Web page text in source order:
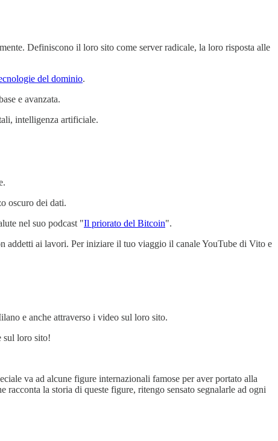
Definiscono il loro sito come server radicale, la loro risposta alle
del dominio.
e avanzata.
intelligenza artificiale.
oscuro dei dati.
nel suo podcast "Il priorato del Bitcoin".
addetti ai lavori. Per iniziare il tuo viaggio il canale YouTube di Vito e
e anche attraverso i video sul loro sito.
sul loro sito!
va ad alcune figure internazionali famose per aver portato alla
racconta la storia di queste figure, ritengo sensato segnalarle ad ogni